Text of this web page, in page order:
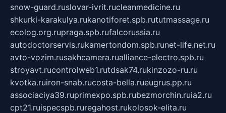
snow-guard.ruslovar-ivrit.rucleanmedicine.ru
shkurki-karakulya.rukanotiforet.spb.rututmassage.ru
ecolog.org.rupraga.spb.rufalcorussia.ru
autodoctorservis.rukamertondom.spb.runet-life.net.ru
avto-vozim.rusakhcamera.rualliance-electro.spb.ru
stroyavt.rucontrolweb1.rutdsak74.rukinzozo-ru.ru
kvotka.ruiron-snab.rucosta-bella.rueugrus.pp.ru
associaciya39.ruprimexpo.spb.rubezmorchin.ruia2.ru
cpt21.ruispecspb.ruregahost.rukolosok-elita.ru